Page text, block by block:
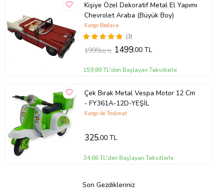
Kişiye Özel Dekoratif Metal El Yapımı
Chevrolet Araba (Büyük Boy)
(3)
Kargo Bedava
1999,00 TL 1499,00 TL
159,89 TL'den Başlayan Taksitlerle
Çek Bırak Metal Vespa Motor 12 Cm
- FY361A-12D-YEŞİL
Kargo ile Teslimat
325,00 TL
34,66 TL'den Başlayan Taksitlerle
Son Gezdikleriniz